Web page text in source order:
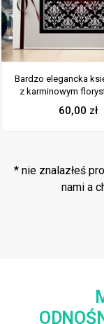
Bardzo elegancka
z karminowym
damaskiem,
KSG-10012
60,00 zł
* nie znalazłeś
nami a